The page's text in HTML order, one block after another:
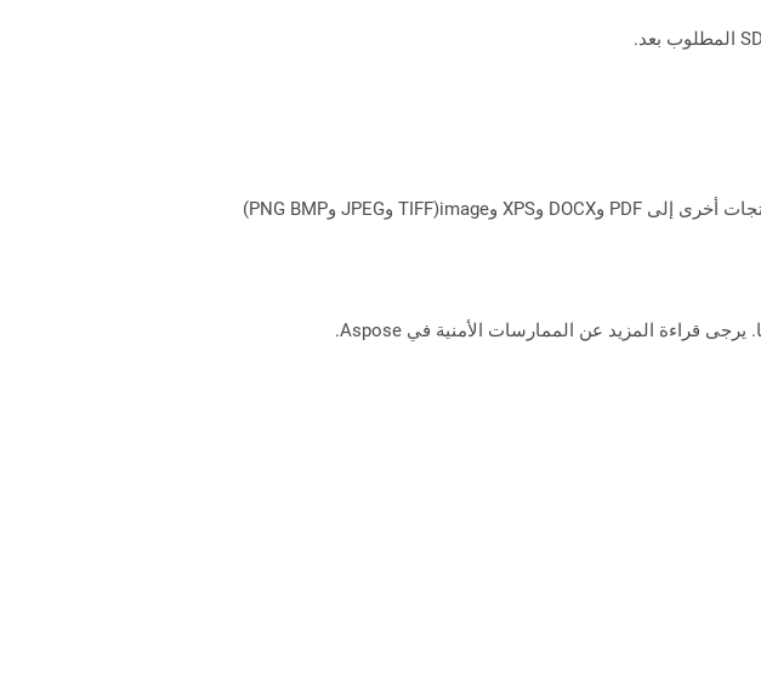
يمكن لـ Aspose.Total Cloud تحويل تنسيقات الملفات من أي مجموعة منتجات إلى أي عائلة منتجات أخرى إلى PDF وDOCX وXPS وimage(TIFF وJPEG وPNG BMP)